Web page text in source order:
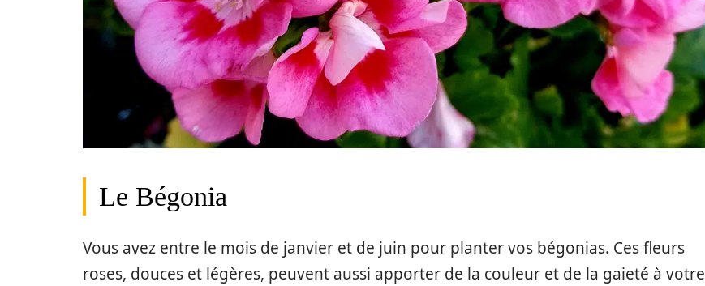
Le Bégonia
Vous avez entre le mois de janvier et de juin pour planter vos bégonias. Ces fleurs
roses, douces et légères, peuvent aussi apporter de la couleur et de la gaieté à votre